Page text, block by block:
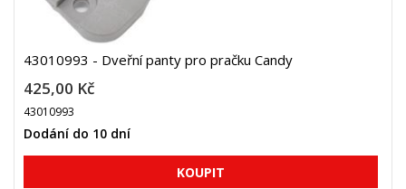
43010993 - Dveřní panty pro pračku Candy
425,00 Kč
43010993
Dodání do 10 dní